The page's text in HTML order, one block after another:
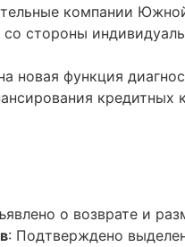
компании
стороны
новая функция
кредитных
о возврате и
: Подтверждено